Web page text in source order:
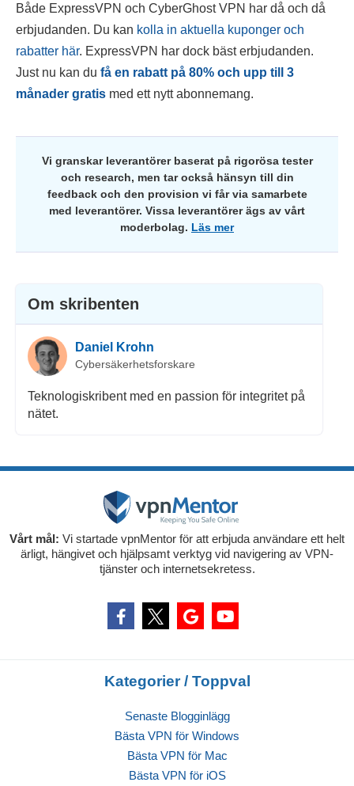
Både ExpressVPN och CyberGhost VPN har då och då
erbjudanden. Du kan kolla in aktuella kuponger och
rabatter här. ExpressVPN har dock bäst erbjudanden.
Just nu kan du få en rabatt på 80% och upp till 3
månader gratis med ett nytt abonnemang.
Vi granskar leverantörer baserat på rigorösa tester
och research, men tar också hänsyn till din
feedback och den provision vi får via samarbete
med leverantörer. Vissa leverantörer ägs av vårt
moderbolag. Läs mer
Om skribenten
Daniel Krohn
Cybersäkerhetsforskare
Teknologiskribent med en passion för integritet på
nätet.
Vårt mål: Vi startade vpnMentor för att erbjuda användare ett helt
ärligt, hängivet och hjälpsamt verktyg vid navigering av VPN-
tjänster och internetsekretess.
Kategorier / Toppval
Senaste Blogginlägg
Bästa VPN för Windows
Bästa VPN för Mac
Bästa VPN för iOS